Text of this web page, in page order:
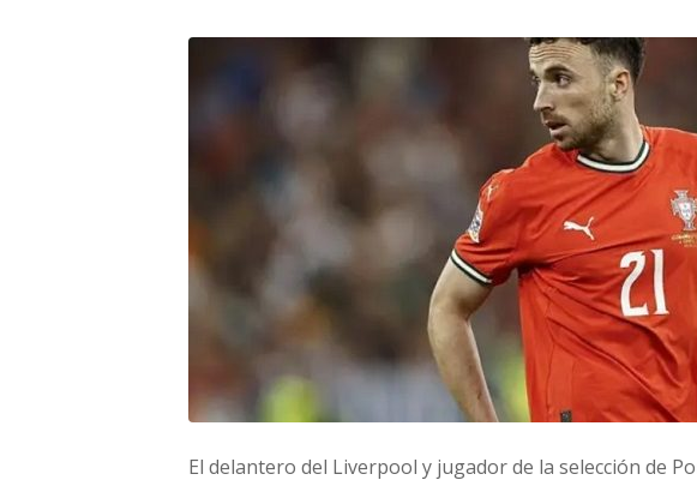
El delantero del Liverpool y jugador de la selección de